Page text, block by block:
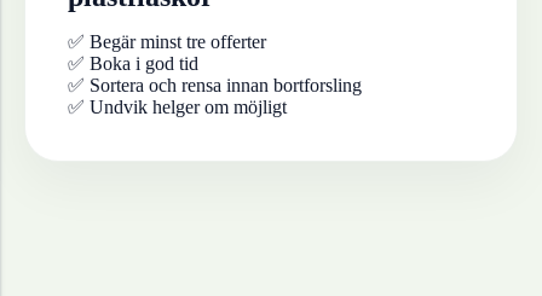
✅ Begär minst tre offerter
✅ Boka i god tid
✅ Sortera och rensa innan bortforsling
✅ Undvik helger om möjligt